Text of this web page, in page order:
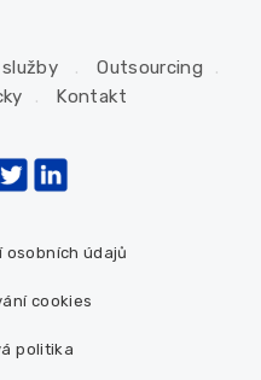
Outsourcing
Kontakt
osobních údajů
cookies
politika